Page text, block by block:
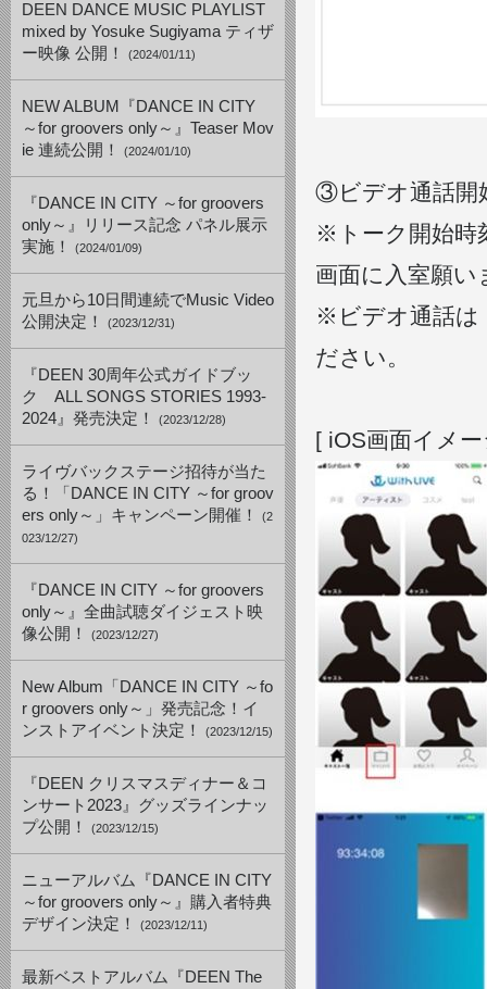
DEEN DANCE MUSIC PLAYLIST
mixed by Yosuke Sugiyama ティザ
ー映像 公開！
(2024/01/11)
NEW ALBUM『DANCE IN CITY
～for groovers only～』Teaser Mov
ie 連続公開！
(2024/01/10)
『DANCE IN CITY ～for groovers
only～』リリース記念 パネル展示
実施！
(2024/01/09)
元旦から10日間連続でMusic Video
公開決定！
(2023/12/31)
『DEEN 30周年公式ガイドブッ
ク ALL SONGS STORIES 1993-
2024』発売決定！
(2023/12/28)
ライヴバックステージ招待が当た
る！「DANCE IN CITY ～for groov
ers only～」キャンペーン開催！
(2
023/12/27)
『DANCE IN CITY ～for groovers
only～』全曲試聴ダイジェスト映
像公開！
(2023/12/27)
New Album「DANCE IN CITY ～fo
r groovers only～」発売記念！イ
ンストアイベント決定！
(2023/12/15)
『DEEN クリスマスディナー＆コ
ンサート2023』グッズラインナッ
プ公開！
(2023/12/15)
ニューアルバム『DANCE IN CITY
～for groovers only～』購入者特典
デザイン決定！
(2023/12/11)
最新ベストアルバム『DEEN The
③ビデオ通話開
※トーク開始時
画面に入室願い
※ビデオ通話は
ださい。
[ iOS画面イメ